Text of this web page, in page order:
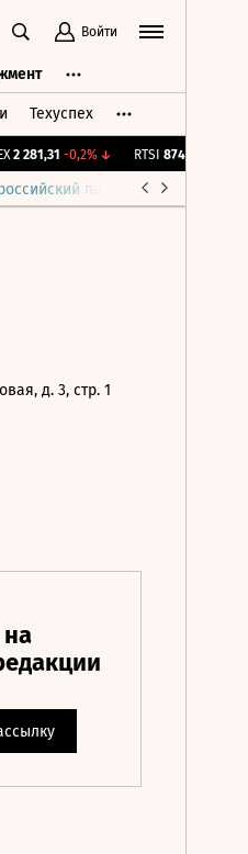
Войти
Техуспех
2 281,31 -0,2%↓ RTSI 874,64
парламент
д. 3, стр. 1